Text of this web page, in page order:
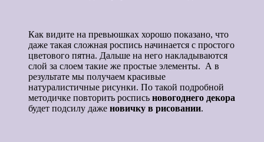
Как видите на превьюшках хорошо показано, что
даже такая сложная роспись начинается с простого
цветового пятна. Дальше на него накладываются
слой за слоем такие же простые элементы. А в
результате мы получаем красивые
натуралистичные рисунки. По такой подробной
методичке повторить роспись новогоднего декора
будет подсилу даже новичку в рисовании.